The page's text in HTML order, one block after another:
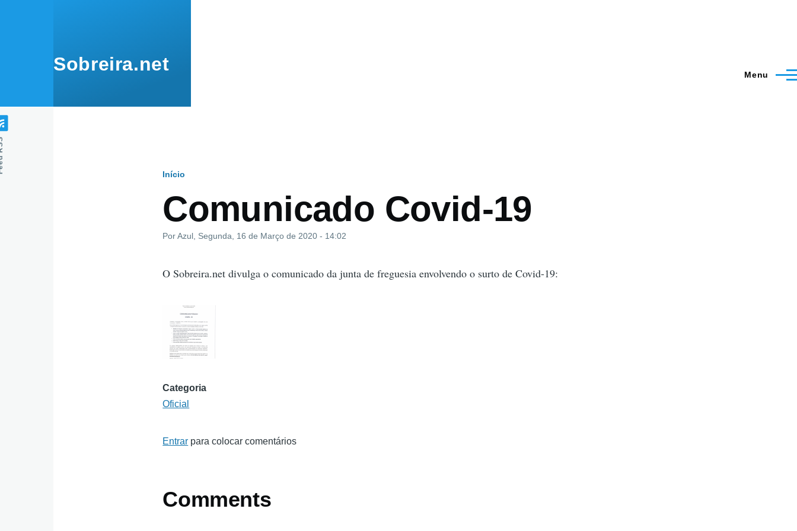
Sobreira.net Menu
estrutural
Início
Comunicado Covid-19
PorAzul , Segunda, 16 de Março de 2020 - 14:02
O Sobreira.net divulga o comunicado da junta de freguesia envolvendo o surto de Covid-19:
Categoria
Oficial
Entrar para colocar comentários
Comments